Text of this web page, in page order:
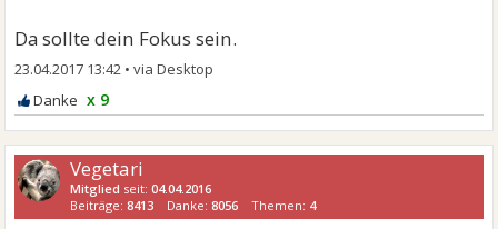
Da sollte dein Fokus sein.
23.04.2017 13:42 •
x 9
Vegetari
Mitglied seit:04.04.2016
Beiträge:8413 Danke:8056 Themen: 4